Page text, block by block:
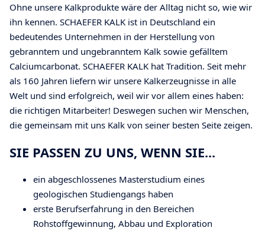
Ohne unsere Kalkprodukte wäre der Alltag nicht so, wie wir
ihn kennen. SCHAEFER KALK ist in Deutschland ein
bedeutendes Unternehmen in der Herstellung von
gebranntem und ungebranntem Kalk sowie gefälltem
Calciumcarbonat. SCHAEFER KALK hat Tradition. Seit mehr
als 160 Jahren liefern wir unsere Kalkerzeugnisse in alle
Welt und sind erfolgreich, weil wir vor allem eines haben:
die richtigen Mitarbeiter! Deswegen suchen wir Menschen,
die gemeinsam mit uns Kalk von seiner besten Seite zeigen.
SIE PASSEN ZU UNS, WENN SIE...
ein abgeschlossenes Masterstudium eines
geologischen Studiengangs haben
erste Berufserfahrung in den Bereichen
Rohstoffgewinnung, Abbau und Exploration